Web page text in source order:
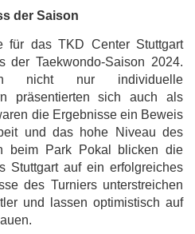
der Saison
für das TKD Center Stuttgart
der Taekwondo-Saison 2024.
nicht nur individuelle
präsentierten sich auch als
die Ergebnisse ein Beweis
und das hohe Niveau des
beim Park Pokal blicken die
Stuttgart auf ein erfolgreiches
des Turniers unterstreichen
und lassen optimistisch auf